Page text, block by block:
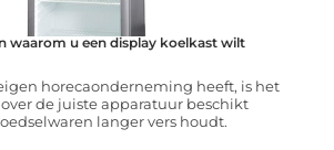
waarom u een display koelkast wilt
horecaonderneming heeft, is het
de juiste apparatuur beschikt
langer vers houdt.